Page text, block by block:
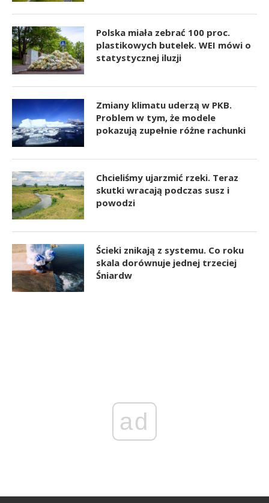
Polska miała zebrać 100 proc.
plastikowych butelek. WEI mówi o
statystycznej iluzji
Zmiany klimatu uderzą w PKB.
Problem w tym, że modele
pokazują zupełnie różne rachunki
Chcieliśmy ujarzmić rzeki. Teraz
skutki wracają podczas susz i
powodzi
Ścieki znikają z systemu. Co roku
skala dorównuje jednej trzeciej
Śniardw
ad